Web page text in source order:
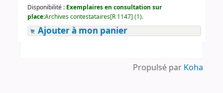
Disponibilité : Exemplaires en consultation sur
place:Archives contestataires[R 1147] (1).
Ajouter à mon panier
Propulsé par Koha